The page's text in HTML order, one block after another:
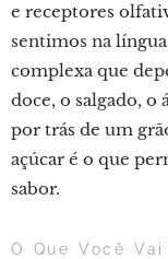
e receptores
sentimos na
complexa que
doce, o salgado, o
por trás de um
açúcar é o que
sabor.
O Que Você